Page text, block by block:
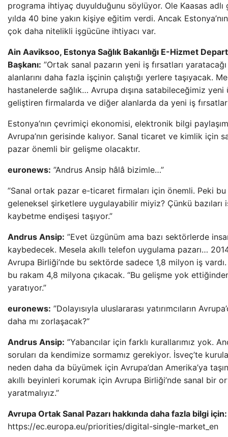
programa ihtiyaç duyulduğunu söylüyor. Ole Kaasas adlı
yılda 40 bine yakın kişiye eğitim verdi. Ancak
çok daha nitelikli işgücüne ihtiyacı var.
Ain Aaviksoo, Estonya Sağlık Bakanlığı E-Hizmet
Başkanı: ”Ortak sanal pazarın yeni iş fırsatları
alanlarını daha fazla işçinin çalıştığı yerlere taşıyacak.
hastanelerde sağlık… Avrupa dışına satabileceğimiz yeni
geliştiren firmalarda ve diğer alanlarda da yeni iş
Estonya’nın çevrimiçi ekonomisi, elektronik bilgi
Avrupa’nın gerisinde kalıyor. Sanal ticaret ve kimlik için
pazar önemli bir gelişme olacaktır.
euronews: ”Andrus Ansip hâlâ bizimle…”
”Sanal ortak pazar e-ticaret firmaları için önemli. Peki
geleneksel şirketlere uygulayabilir miyiz? Çünkü bazıları
kaybetme endişesi taşıyor.”
Andrus Ansip: ”Evet üzgünüm ama bazı sektörlerde
kaybedecek. Mesela akıllı telefon uygulama pazarı…
Avrupa Birliği’nde bu sektörde sadece 1,8 milyon iş vardı.
bu rakam 4,8 milyona çıkacak. “Bu gelişme yok
yaratıyor.”
euronews: ”Dolayısıyla uluslararası yatırımcıların
daha mı zorlaşacak?”
Andrus Ansip: ”Yabancılar için farklı kurallarımız yok.
soruları da kendimize sormamız gerekiyor. İsveç’te
neden daha da büyümek için Avrupa’dan Amerika’ya
akıllı beyinleri korumak için Avrupa Birliği’nde sanal bir
yaratmalıyız.”
Avrupa Ortak Sanal Pazarı hakkında daha fazla bilgi için:
https://ec.europa.eu/priorities/digital-single-market_en